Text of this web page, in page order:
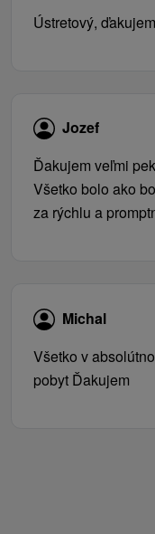
Ústretový,
Jozef
Ďakujem veľmi
Všetko bolo ako
za rýchlu a
Michal
Všetko v
pobyt Ďakujem